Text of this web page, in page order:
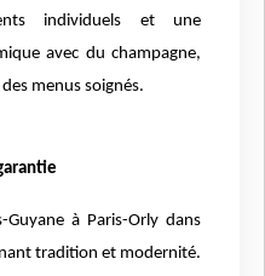
individuels et une
avec du champagne,
menus soignés.
à Paris-Orly dans
tradition et modernité.